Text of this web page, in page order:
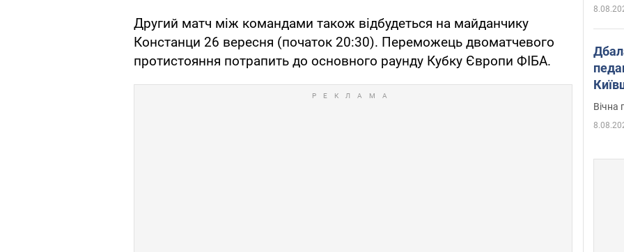
Другий матч між командами також відбудеться на майданчику
Констанци 26 вересня (початок 20:30). Переможець двоматчевого
протистояння потрапить до основного раунду Кубку Європи ФІБА.
Вічна